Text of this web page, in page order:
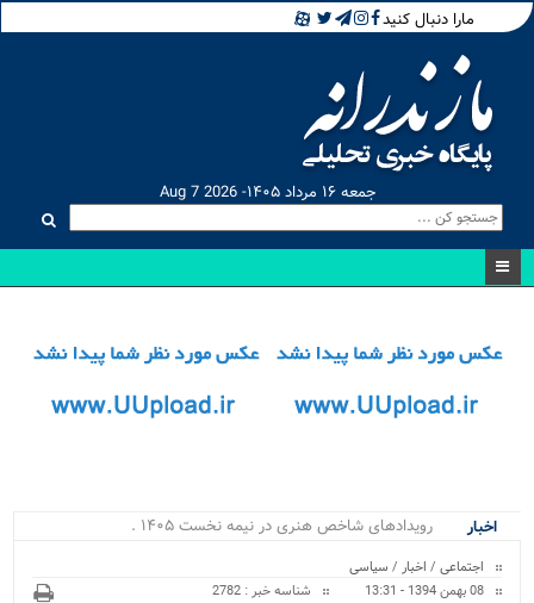
مارا دنبال کنید
جمعه ۱۶ مرداد ۱۴۰۵- Aug 7 2026
اخبار
رویدادهای شاخص هنری در نیمه نخست ۱۴۰۵ در ما_
اجتماعی / اخبار / سیاسی
08 بهمن 1394 - 13:31
شناسه خبر : 2782